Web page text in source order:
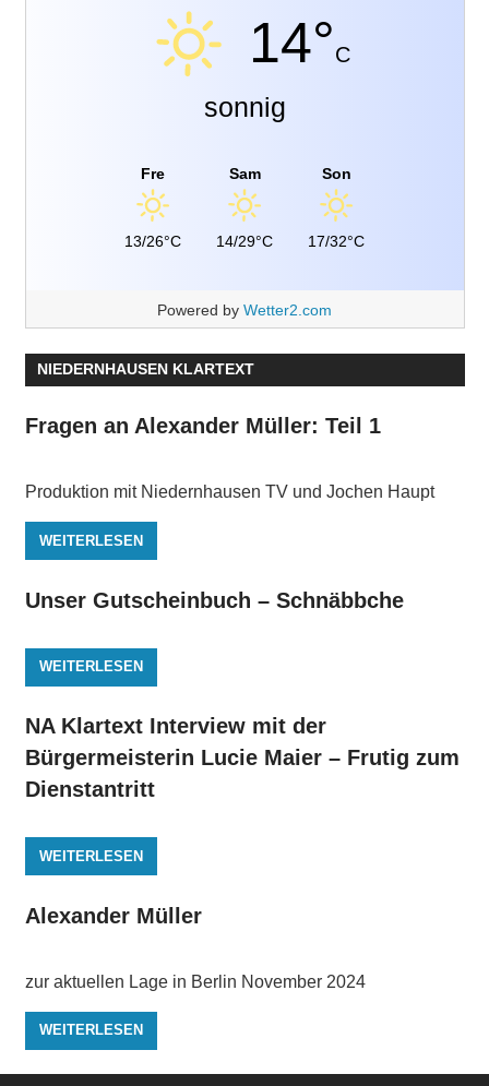
14°C
sonnig
Fre
13/26°C
Sam
14/29°C
Son
17/32°C
Powered by Wetter2.com
NIEDERNHAUSEN KLARTEXT
Fragen an Alexander Müller: Teil 1
Produktion mit Niedernhausen TV und Jochen Haupt
WEITERLESEN
Unser Gutscheinbuch – Schnäbbche
WEITERLESEN
NA Klartext Interview mit der
Bürgermeisterin Lucie Maier – Frutig zum
Dienstantritt
WEITERLESEN
Alexander Müller
zur aktuellen Lage in Berlin November 2024
WEITERLESEN